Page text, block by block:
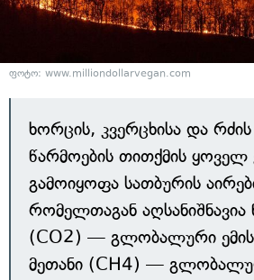
ფოტო: www.milliondollarvegan.com
ხორცის, კვერცხისა და
წარმოების თითქმის ყოველ
გამოიყოფა სათბურის
რომელთაგან აღსანიშნავია
(CO2) — გლობალური
მეთანი (CH4) —